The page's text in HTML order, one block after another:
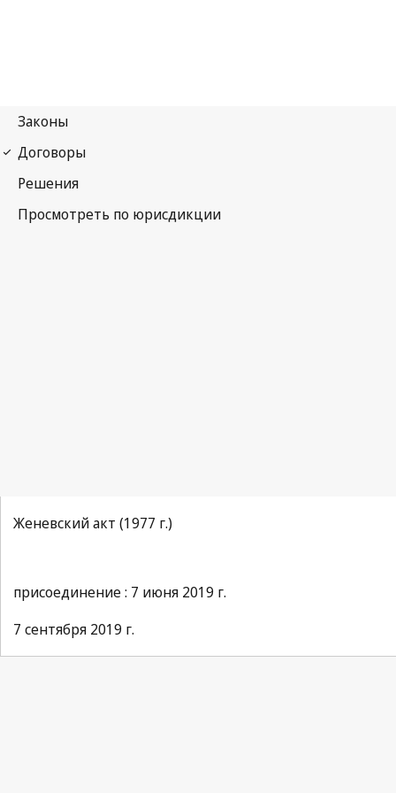
Женевский акт (1977 г.)
присоединение : 7 июня 2019 г.
7 сентября 2019 г.